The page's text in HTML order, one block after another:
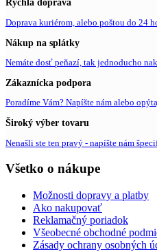
Rýchla doprava
Doprava kuriérom, alebo poštou do 24
Nákup na splátky
Nemáte dosť peňazí, tak jednoducho
Zákaznícka podpora
Poradíme Vám? Napíšte nám alebo
Široký výber tovaru
Nenašli ste ten pravý - napíšte nám
Všetko o nákupe
Možnosti dopravy a platby
Ako nakupovať
Reklamačný poriadok
Všeobecné obchodné
Zásady ochrany osobných